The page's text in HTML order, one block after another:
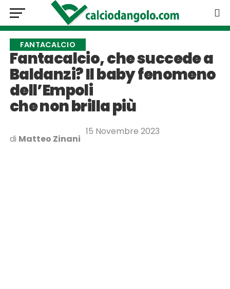
FANTACALCIO
Fantacalcio, che succede a
Baldanzi? Il baby fenomeno
dell’Empoli
che non brilla più
di Matteo Zinani
15 Novembre 2023